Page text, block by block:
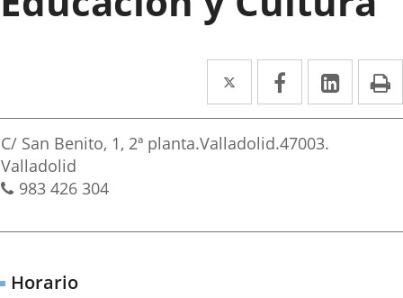
Twitter
Enlace
a
una
Facebook
Enlace
a
una
Enlace
a
Adresse
postale
C/ San Benito, 1, 2ª planta.Valladolid.47003.
Valladolid
Téléphones
983 426 304
Horario